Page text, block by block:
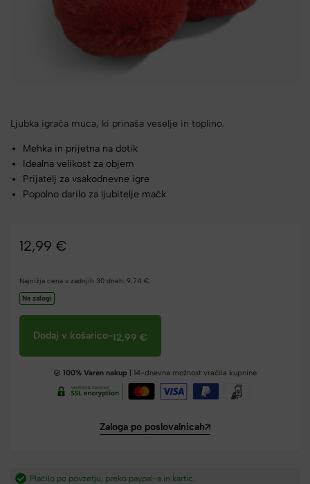
Ljubka igrača muca, ki prinaša veselje in toplino.
Mehka in prijetna na dotik
Idealna velikost za objem
Prijatelj za vsakodnevne igre
Popolno darilo za ljubitelje mačk
12,99 €
Najnižja cena v zadnjih 30 dneh: 9,74 €
Na zalogi
Dodaj v košarico-12,99 €
100% Varen nakup | 14-dnevna možnost vračila kupnine
Zaloga po poslovalnicah
a in kartic.​ Hitra dostava iz Slovenije v 2-4 dneh.​